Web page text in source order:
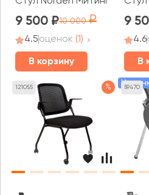
9 500 10 000
4.5оценок (1)
В корзину
9
4.6
В
121055 % 59470